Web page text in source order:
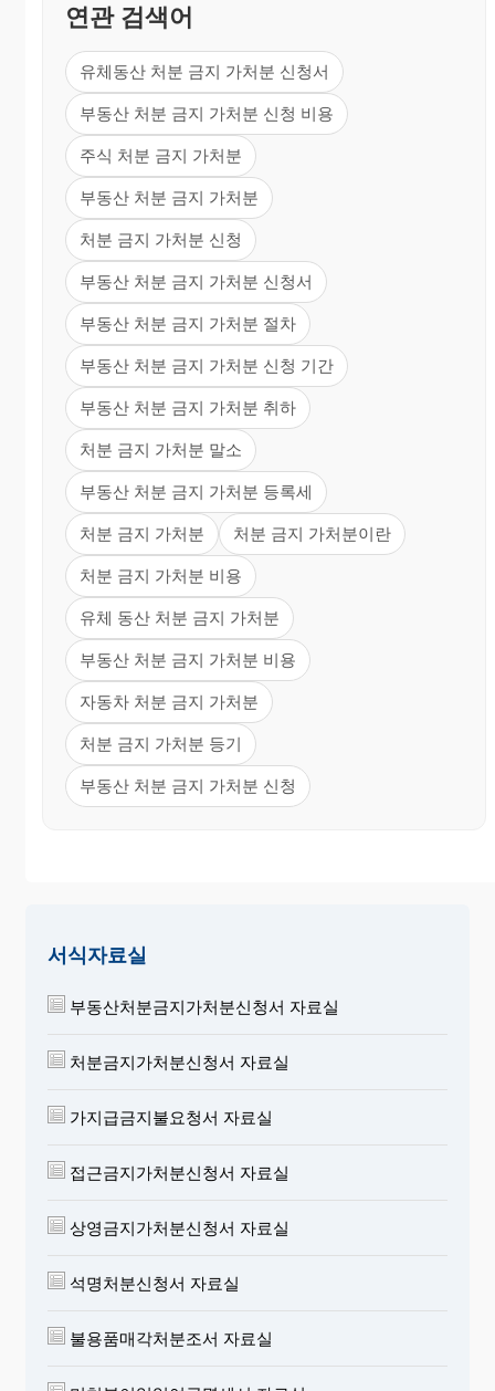
연관 검색어
유체동산 처분 금지 가처분 신청서
부동산 처분 금지 가처분 신청 비용
주식 처분 금지 가처분
부동산 처분 금지 가처분
처분 금지 가처분 신청
부동산 처분 금지 가처분 신청서
부동산 처분 금지 가처분 절차
부동산 처분 금지 가처분 신청 기간
부동산 처분 금지 가처분 취하
처분 금지 가처분 말소
부동산 처분 금지 가처분 등록세
처분 금지 가처분 처분 금지 가처분이란
처분 금지 가처분 비용
유체 동산 처분 금지 가처분
부동산 처분 금지 가처분 비용
자동차 처분 금지 가처분
처분 금지 가처분 등기
부동산 처분 금지 가처분 신청
서식자료실
부동산처분금지가처분신청서 자료실
처분금지가처분신청서 자료실
가지급금지불요청서 자료실
접근금지가처분신청서 자료실
상영금지가처분신청서 자료실
석명처분신청서 자료실
불용품매각처분조서 자료실